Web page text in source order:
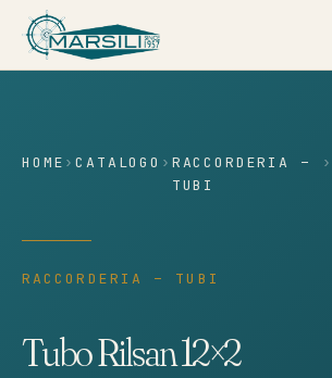
contenuto
HOME ›CATALOGO › RACCORDERIA –
TUBI
›
RACCORDERIA – TUBI
Tubo Rilsan 12×2